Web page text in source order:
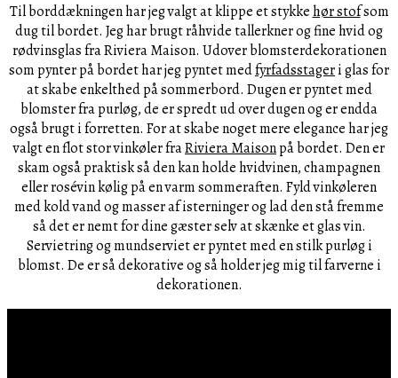
Til borddækningen har jeg valgt at klippe et stykkehør stofsom
dug til bordet. Jeg har brugt råhvide tallerkner og fine hvid og
rødvinsglas fra Riviera Maison. Udover blomsterdekorationen
som pynter på bordet har jeg pyntet medfyrfadsstageri glas for
at skabe enkelthed på sommerbord. Dugen er pyntet med
blomster fra purløg, de er spredt ud over dugen og er endda
også brugt i forretten. For at skabe noget mere elegance har jeg
valgt en flot stor vinkøler fraRiviera Maisonpå bordet. Den er
skam også praktisk så den kan holde hvidvinen, champagnen
eller rosévin kølig på en varm sommeraften. Fyld vinkøleren
med kold vand og masser af isterninger og lad den stå fremme
så det er nemt for dine gæster selv at skænke et glas vin.
Servietring og mundserviet er pyntet med en stilk purløg i
blomst. De er så dekorative og så holder jeg mig til farverne i
dekorationen.